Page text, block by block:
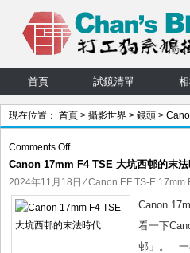
首頁 試鏡清單
現在位置： 首頁 > 攝影世界 > 鏡頭 >
Comments Offon
Canon
17mm
F4
Canon 17mm F4 TSE 大坑西邨的末
2024年11月18日 ⁄Canon EF TS-E 17mm
Canon
看一下
邨」。 一